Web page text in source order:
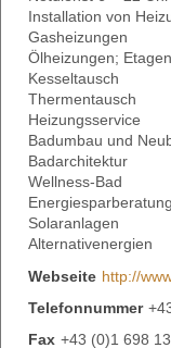
Installation von
Gasheizungen
Ölheizungen;
Kesseltausch
Thermentausch
Heizungsservice
Badumbau und
Badarchitektur
Wellness-Bad
Energiesparberatung
Solaranlagen
Alternativenergien
Webseite http://
Telefonnummer
Fax +43 (0)1 698